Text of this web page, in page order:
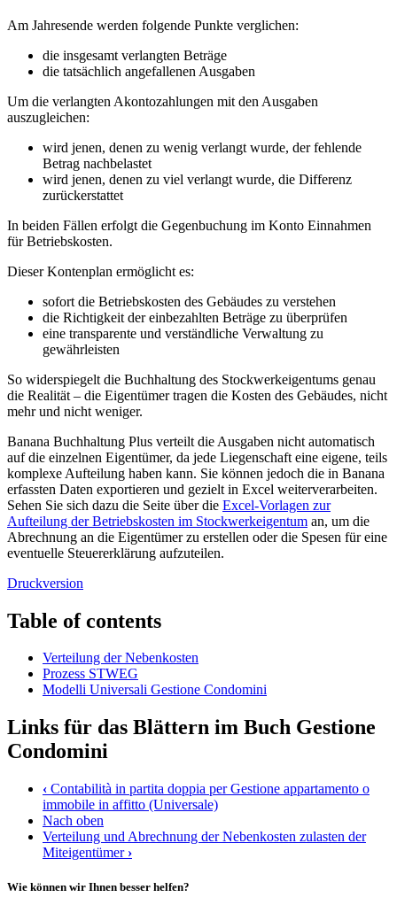
Am Jahresende werden folgende Punkte verglichen:
die insgesamt verlangten Beträge
die tatsächlich angefallenen Ausgaben
Um die verlangten Akontozahlungen mit den Ausgaben
auszugleichen:
wird jenen, denen zu wenig verlangt wurde, der fehlende
Betrag nachbelastet
wird jenen, denen zu viel verlangt wurde, die Differenz
zurückerstattet
In beiden Fällen erfolgt die Gegenbuchung im Konto Einnahmen
für Betriebskosten.
Dieser Kontenplan ermöglicht es:
sofort die Betriebskosten des Gebäudes zu verstehen
die Richtigkeit der einbezahlten Beträge zu überprüfen
eine transparente und verständliche Verwaltung zu
gewährleisten
So widerspiegelt die Buchhaltung des Stockwerkeigentums genau
die Realität – die Eigentümer tragen die Kosten des Gebäudes, nicht
mehr und nicht weniger.
Banana Buchhaltung Plus verteilt die Ausgaben nicht automatisch
auf die einzelnen Eigentümer, da jede Liegenschaft eine eigene, teils
komplexe Aufteilung haben kann. Sie können jedoch die in Banana
erfassten Daten exportieren und gezielt in Excel weiterverarbeiten.
Sehen Sie sich dazu die Seite über die Excel-Vorlagen zur
Aufteilung der Betriebskosten im Stockwerkeigentum an, um die
Abrechnung an die Eigentümer zu erstellen oder die Spesen für eine
eventuelle Steuererklärung aufzuteilen.
Druckversion
Table of contents
Verteilung der Nebenkosten
Prozess STWEG
Modelli Universali Gestione Condomini
Links für das Blättern im Buch Gestione
Condomini
‹ Contabilità in partita doppia per Gestione appartamento o
immobile in affitto (Universale)
Nach oben
Verteilung und Abrechnung der Nebenkosten zulasten der
Miteigentümer ›
Wie können wir Ihnen besser helfen?